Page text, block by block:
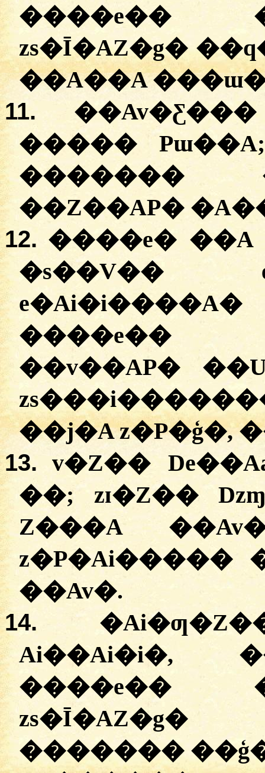
����e��
zs�Ī�AZ�g�
��A��A
11.
�����
�������
��Z��AP�
12. ����e� ��A
�s��V��
����e��
��v��AP�
��j�A z�P�ģ�,
13.
v�Z��
��; zɪ�Z��
Z���A
z�P�Ai�����
��Av�.
14.
Ai��Ai�i�,
����e��
�������